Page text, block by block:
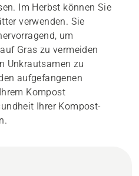
Im Herbst können Sie
verwenden. Sie
um
Gras zu vermeiden
Unkrautsamen zu
aufgefangenen
Kompost
Ihrer Kompost-